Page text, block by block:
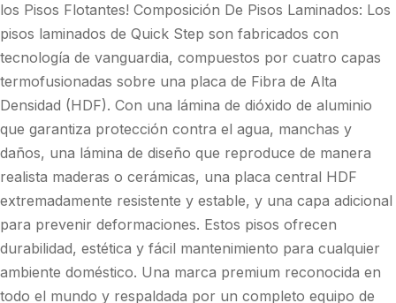
los Pisos Flotantes! Composición De Pisos Laminados: Los
pisos laminados de Quick Step son fabricados con
tecnología de vanguardia, compuestos por cuatro capas
termofusionadas sobre una placa de Fibra de Alta
Densidad (HDF). Con una lámina de dióxido de aluminio
que garantiza protección contra el agua, manchas y
daños, una lámina de diseño que reproduce de manera
realista maderas o cerámicas, una placa central HDF
extremadamente resistente y estable, y una capa adicional
para prevenir deformaciones. Estos pisos ofrecen
durabilidad, estética y fácil mantenimiento para cualquier
ambiente doméstico. Una marca premium reconocida en
todo el mundo y respaldada por un completo equipo de